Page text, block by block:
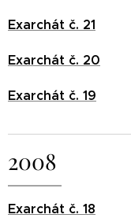
Exarchát č. 21
Exarchát č. 20
Exarchát č. 19
2008
Exarchát č. 18